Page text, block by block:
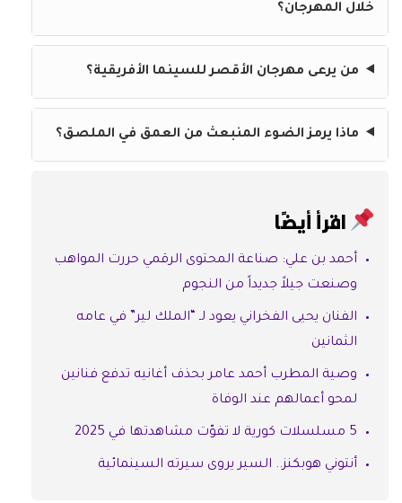
خلال المهرجان؟
من يرعى مهرجان الأقصر للسينما الأفريقية؟
ماذا يرمز الضوء المنبعث من العمق في الملصق؟
اقرأ أيضًا
أحمد بن علي: صناعة المحتوى الرقمي حررت المواهب
وصنعت جيلاً جديداً من النجوم
الفنان يحيى الفخراني يعود لـ “الملك لير” في عامه
الثمانين
وصية المطرب أحمد عامر بحذف أغانيه تدفع فنانين
لمحو أعمالهم عند الوفاة
5 مسلسلات كورية لا تفوّت مشاهدتها في 2025
أنتوني هوبكنز.. السير يروى سيرته السينمائية